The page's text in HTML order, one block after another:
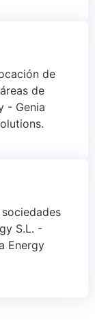
de
de
- Genia
S.L. -
Energy